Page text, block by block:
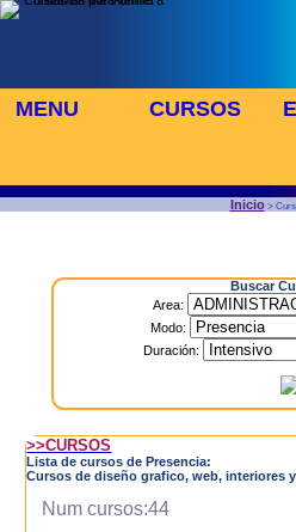
MENU CURSOS
Inicio>
Buscar
Area:
Modo:
Duración:
>>CURSOS
Lista de cursos de Presencia:
Cursos de diseño grafico, web, interiores
Num cursos:44